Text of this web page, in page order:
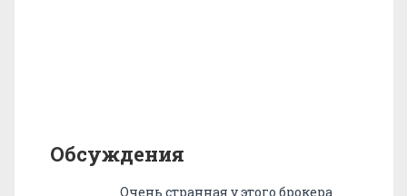
Обсуждения
Очень странная у этого брокера